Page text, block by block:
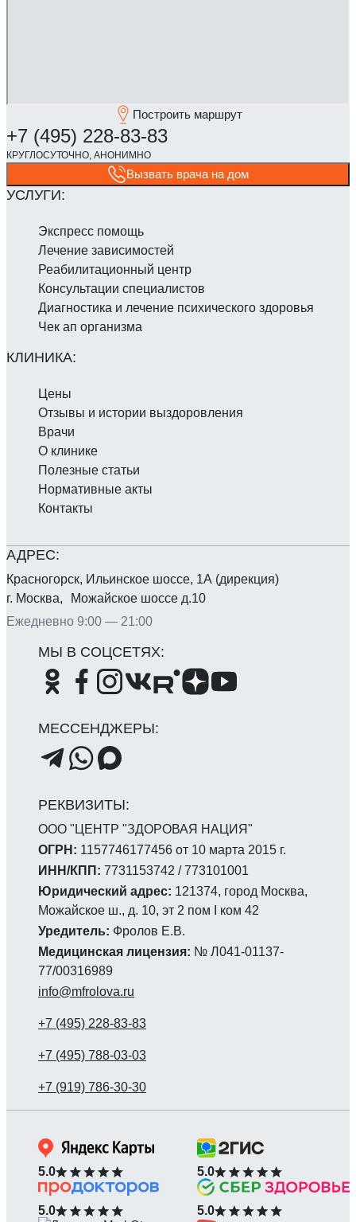
Построить маршрут
Вызвать врача на дом
ООО "ЦЕНТР "ЗДОРОВАЯ НАЦИЯ"
ОГРН: 1157746177456 от 10 марта 2015 г.
ИНН/КПП: 7731153742 / 773101001
Юридический адрес: 121374, город Москва,
Можайское ш., д. 10, эт 2 пом I ком 42
Уредитель: Фролов Е.В.
Медицинская лицензия: № Л041-01137-
77/00316989
info@mfrolova.ru
Красногорск, Ильинское шоссе, 1А (дирекция)
г. Москва, Можайское шоссе д.10
Ежедневно 9:00 — 21:00
Экспресс помощь
Лечение зависимостей
Реабилитаци­онный центр
Консультации специалистов
Диагностика и лечение психического здоровья
Чек ап организма
Цены
Отзывы и истории выздоровления
Врачи
О клинике
Полезные статьи
Нормативные акты
Контакты
5.0 5.0
5.0 5.0